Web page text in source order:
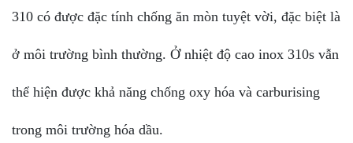
310 có được đặc tính chống ăn mòn tuyệt vời, đặc biệt là
ở môi trường bình thường. Ở nhiệt độ cao inox 310s vẫn
thể hiện được khả năng chống oxy hóa và carburising
trong môi trường hóa dầu.